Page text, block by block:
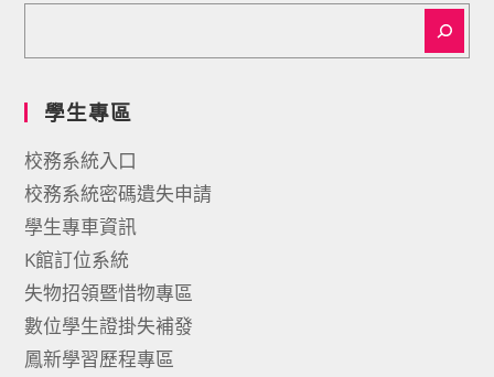
學生專區
校務系統入口
校務系統密碼遺失申請
學生專車資訊
K館訂位系統
失物招領暨惜物專區
數位學生證掛失補發
鳳新學習歷程專區